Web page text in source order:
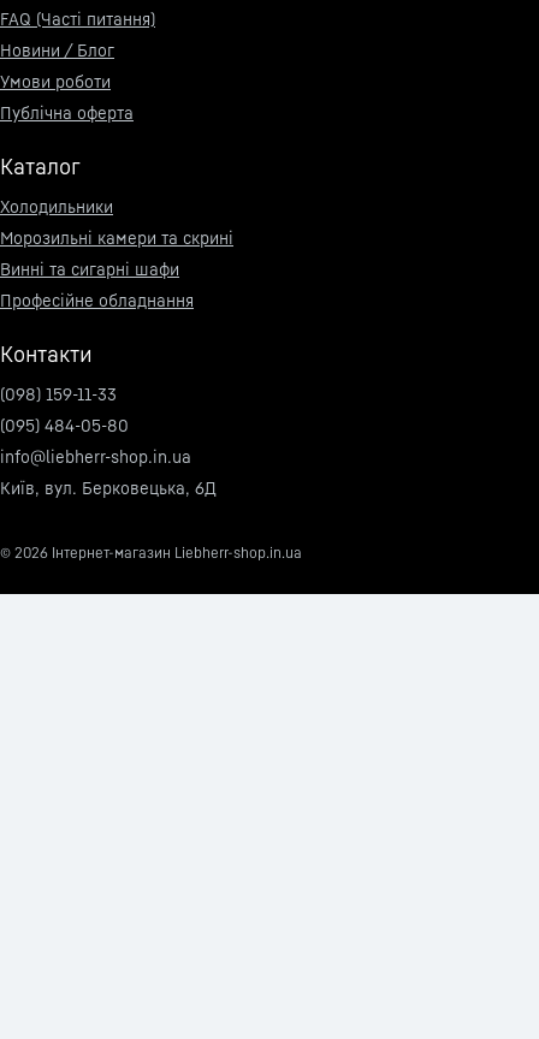
FAQ (Часті питання)
Новини / Блог
Умови роботи
Публічна оферта
Каталог
Холодильники
Морозильні камери та скрині
Винні та сигарні шафи
Професійне обладнання
Контакти
(098) 159-11-33
(095) 484-05-80
info@liebherr-shop.in.ua
Київ, вул. Берковецька, 6Д
© 2026 Інтернет-магазин Liebherr-shop.in.ua